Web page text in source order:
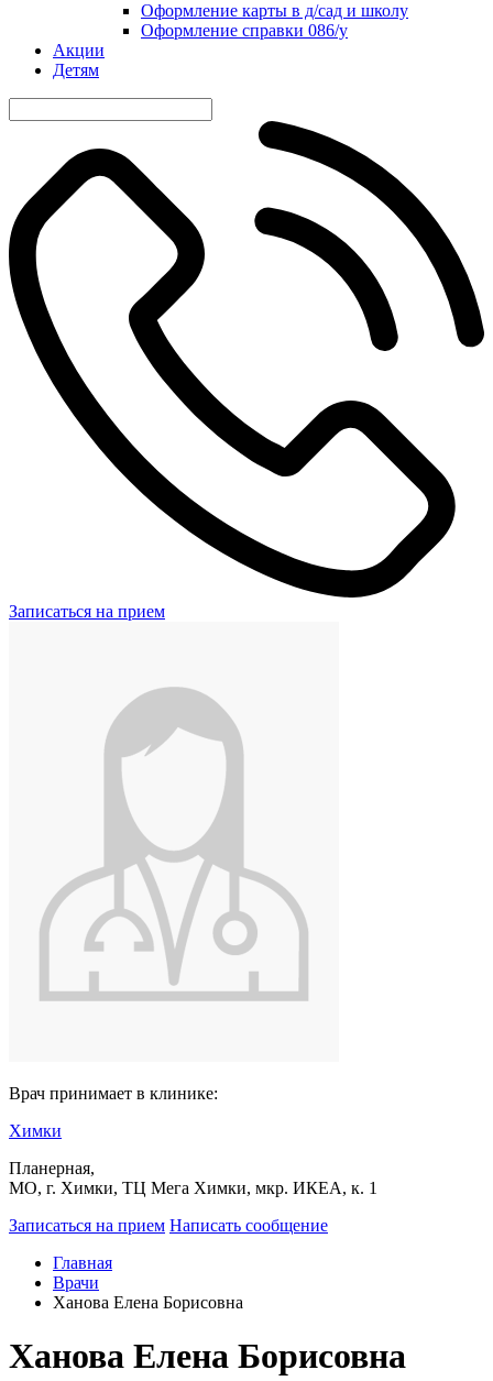
Оформление карты в д/сад и школу
Оформление справки 086/у
Акции
Детям
Записаться на прием
Врач принимает в клинике:
Химки
Планерная,
МО, г. Химки, ТЦ Мега Химки, мкр. ИКЕА, к. 1
Записаться на прием Написать сообщение
Главная
Врачи
Ханова Елена Борисовна
Ханова Елена Борисовна